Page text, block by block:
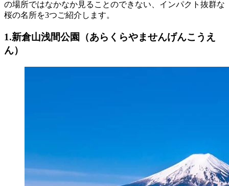
の場所ではなかなか見ることのできない、インパクト抜群な
桜の名所を3つご紹介します。
1.新倉山浅間公園（あらくらやませんげんこうえ
ん）